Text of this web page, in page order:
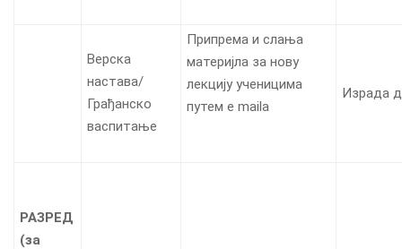
Верска
настава/
Грађанско
васпитање
Припрема и слања
материјла за нову
лекцију ученицима
путем e maila
Израда
РАЗРЕД
(за